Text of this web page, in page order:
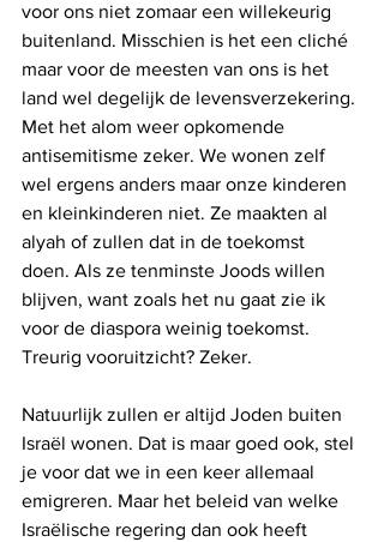
voor ons niet zomaar een willekeurig
buitenland. Misschien is het een cliché
maar voor de meesten van ons is het
land wel degelijk de levensverzekering.
Met het alom weer opkomende
antisemitisme zeker. We wonen zelf
wel ergens anders maar onze kinderen
en kleinkinderen niet. Ze maakten al
alyah of zullen dat in de toekomst
doen. Als ze tenminste Joods willen
blijven, want zoals het nu gaat zie ik
voor de diaspora weinig toekomst.
Treurig vooruitzicht? Zeker.
Natuurlijk zullen er altijd Joden buiten
Israël wonen. Dat is maar goed ook, stel
je voor dat we in een keer allemaal
emigreren. Maar het beleid van welke
Israëlische regering dan ook heeft